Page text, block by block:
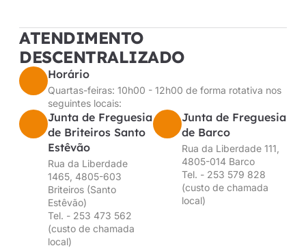
ATENDIMENTO
DESCENTRALIZADO
Horário
Quartas-feiras: 10h00 - 12h00 de forma rotativa nos
seguintes locais:
Junta de Freguesia
de Briteiros Santo
Estêvão
Rua da Liberdade
1465, 4805-603
Briteiros (Santo
Estêvão)
Tel. - 253 473 562
(custo de chamada
local)
Junta de Freguesia
de Barco
Rua da Liberdade 111,
4805-014 Barco
Tel. - 253 579 828
(custo de chamada
local)